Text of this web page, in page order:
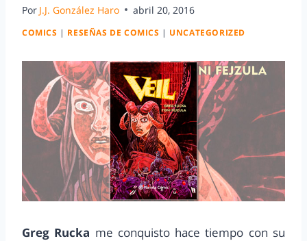
Por J.J. González Haro abril 20, 2016
COMICS | RESEÑAS DE COMICS | UNCATEGORIZED
Greg Rucka me conquisto hace tiempo con su